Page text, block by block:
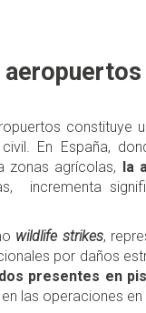
aeropuertos
En España,
zonas agrícolas, la
incrementa
wildlife strikes,
por daños
presentes en
las operaciones en